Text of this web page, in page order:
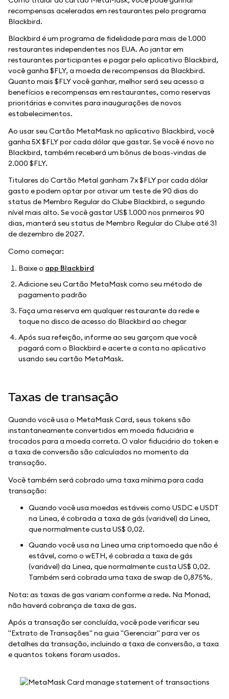
recompensas aceleradas em restaurantes pelo programa
Blackbird.
Blackbird é um programa de fidelidade para mais de 1.000
restaurantes independentes nos EUA. Ao jantar em
restaurantes participantes e pagar pelo aplicativo Blackbird,
você ganha $FLY, a moeda de recompensas da Blackbird.
Quanto mais $FLY você ganhar, melhor será seu acesso a
benefícios e recompensas em restaurantes, como reservas
prioritárias e convites para inaugurações de novos
estabelecimentos.
Ao usar seu Cartão MetaMask no aplicativo Blackbird, você
ganha 5X $FLY por cada dólar que gastar. Se você é novo no
Blackbird, também receberá um bônus de boas-vindas de
2.000 $FLY.
Titulares do Cartão Metal ganham 7x $FLY por cada dólar
gasto e podem optar por ativar um teste de 90 dias do
status de Membro Regular do Clube Blackbird, o segundo
nível mais alto. Se você gastar US$ 1.000 nos primeiros 90
dias, manterá seu status de Membro Regular do Clube até 31
de dezembro de 2027.
Como começar:
Baixe o app Blackbird
Adicione seu Cartão MetaMask como seu método de
pagamento padrão
Faça uma reserva em qualquer restaurante da rede e
toque no disco de acesso do Blackbird ao chegar
Após sua refeição, informe ao seu garçom que você
pagará com o Blackbird e acerte a conta no aplicativo
usando seu cartão MetaMask.
Taxas de transação
Quando você usa o MetaMask Card, seus tokens são
instantaneamente convertidos em moeda fiduciária e
trocados para a moeda correta. O valor fiduciário do token e
a taxa de conversão são calculados no momento da
transação.
Você também será cobrado uma taxa mínima para cada
transação:
Quando você usa moedas estáveis como USDC e USDT
na Linea, é cobrada a taxa de gás (variável) da Linea,
que normalmente custa US$ 0,02.
Quando você usa na Linea uma criptomoeda que não é
estável, como o wETH, é cobrada a taxa de gás
(variável) da Linea, que normalmente custa US$ 0,02.
Também será cobrada uma taxa de swap de 0,875%.
Nota: as taxas de gas variam conforme a rede. Na Monad,
não haverá cobrança de taxa de gas.
Após a transação ser concluída, você pode verificar seu
"Extrato de Transações" na guia "Gerenciar" para ver os
detalhes da transação, incluindo a taxa de conversão, a taxa
e quantos tokens foram usados.